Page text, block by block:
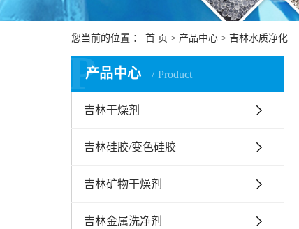
您当前的位置 ： 首 页 > 产品中心 > 吉林水质净化
产品中心 Product
P
吉林干燥剂
吉林硅胶/变色硅胶
吉林矿物干燥剂
吉林金属洗净剂